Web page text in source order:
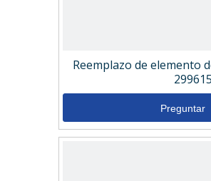
Reemplazo de elemento
Preguntar